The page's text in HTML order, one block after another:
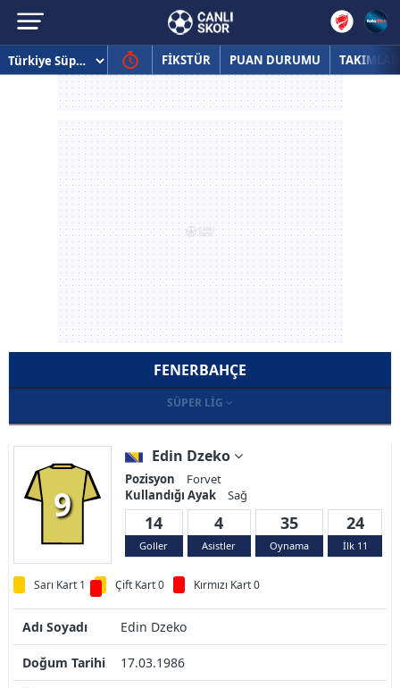
FİKSTÜR PUAN DURUMU TAKIMLAR
FENERBAHÇE
SÜPER LIG
9
Edin Dzeko
Pozisyon
Forvet
Kullandığı Ayak
Sağ
14
Goller
4
Asistler
35
Oynama
24
İlk 11
Sarı Kart 1 Çift Kart 0 Kırmızı Kart 0
Adı Soyadı Edin Dzeko
Doğum Tarihi 17.03.1986